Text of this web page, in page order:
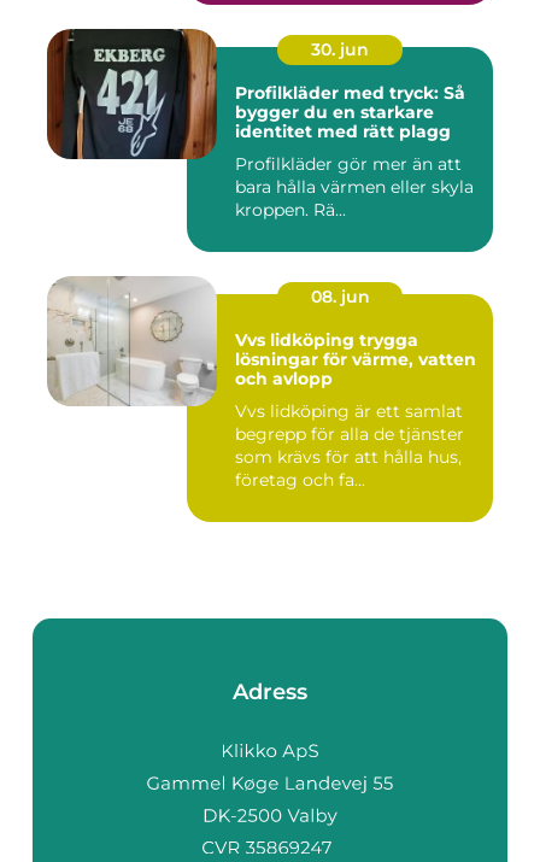
30. jun
Profilkläder med tryck: Så
bygger du en starkare
identitet med rätt plagg
Profilkläder gör mer än att
bara hålla värmen eller skyla
kroppen. Rä...
08. jun
Vvs lidköping trygga
lösningar för värme, vatten
och avlopp
Vvs lidköping är ett samlat
begrepp för alla de tjänster
som krävs för att hålla hus,
företag och fa...
Adress